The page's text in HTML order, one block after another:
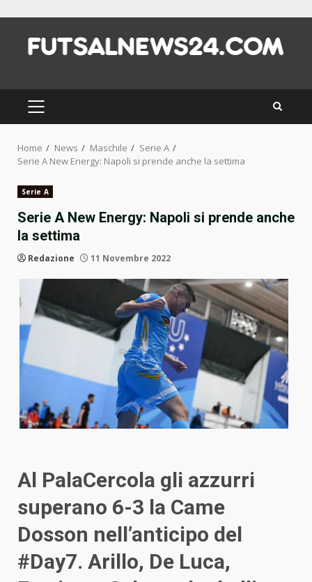
content
PRIMARY
MENU
Home News Maschile
Serie A
Serie A New Energy: Napoli si prende anche la settima
Serie A
Serie A New Energy: Napoli si prende anche
la settima
Redazione 11 Novembre 2022
Al PalaCercola gli azzurri
superano 6-3 la Came
Dosson nell’anticipo del
#Day7. Arillo, De Luca,